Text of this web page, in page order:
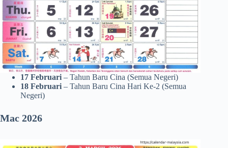
17 Februari – Tahun Baru Cina (Semua Negeri)
18 Februari – Tahun Baru Cina Hari Ke-2 (Semua
Negeri)
Mac 2026